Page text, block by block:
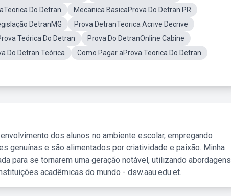
Do Detran
Mecanica BasicaProva Do Detran PR
DetranMG
Prova DetranTeorica Acrive Decrive
Teórica Do Detran
Prova Do DetranOnline Cabine
Do Detran Teórica
Como Pagar aProva Teorica Do Detran
dos alunos no ambiente escolar, empregando
genuínas e são alimentados por criatividade e paixão. Minha
para se tornarem uma geração notável, utilizando abordagens
acadêmicas do mundo - dsw.aau.edu.et.